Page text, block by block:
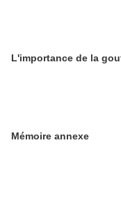
L'importance de la
Mémoire annexe